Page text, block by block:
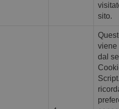
sito.
viene
dal